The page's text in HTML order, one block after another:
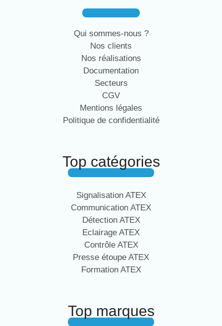
Qui sommes-nous ?
Nos clients
Nos réalisations
Documentation
Secteurs
CGV
Mentions légales
Politique de confidentialité
Top catégories
Signalisation ATEX
Communication ATEX
Détection ATEX
Eclairage ATEX
Contrôle ATEX
Presse étoupe ATEX
Formation ATEX
Top marques